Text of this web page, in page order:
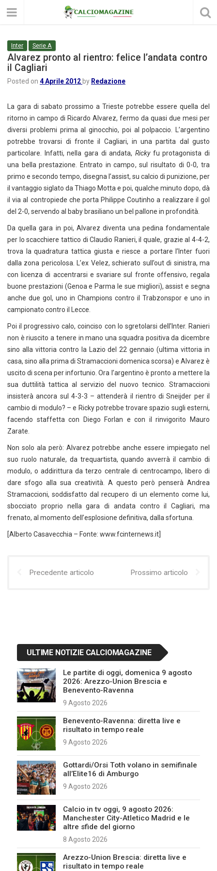
Inter Serie A
Alvarez pronto al rientro: felice l’andata contro
il Cagliari
Posted on 4 Aprile 2012 by Redazione
La gara di sabato prossimo a Trieste potrebbe essere quella del
ritorno in campo di Ricardo Alvarez, fermo da quasi due mesi per
diversi problemi prima al ginocchio, poi al polpaccio. L’argentino
potrebbe trovarsi di fronte il Cagliari, in una partita dal gusto
particolare. Infatti, nella gara di andata, Ricky fu protagonista di
una bella prestazione. Entrato in campo, sul risultato di 0-0, tra
primo e secondo tempo, disegna l’assist, su calcio di punizione, per
il vantaggio siglato da Thiago Motta e poi, qualche minuto dopo, dà
il via al contropiede che porta Philippe Coutinho a realizzare il gol
del 2-0, servendo al baby brasiliano un bel pallone in profondità.
Da quella gara in poi, Alvarez diventa una pedina fondamentale
per lo scacchiere tattico di Claudio Ranieri, il quale, grazie al 4-4-2,
trova la quadratura tattica giusta e riesce a portare l’Inter fuori
dalla zona pericolosa. L’ex Velez, schierato sull’out di sinistra, ma
con licenza di accentrarsi e svariare sul fronte offensivo, regala
buone prestazioni (Genoa e Parma le sue migliori), assist e segna
anche due gol, uno in Champions contro il Trabzonspor e uno in
campionato contro il Lecce.
Poi il progressivo calo, coinciso con lo sgretolarsi dell’Inter. Ranieri
non è riuscito a tenere in mano una squadra positiva da dicembre
sino alla vittoria contro la Lazio del 22 gennaio (ultima vittoria in
casa, sino alla prima di Stramaccioni domenica scorsa) e Alvarez è
uscito di scena per infortunio. Ora l’argentino è pronto a mettere la
sua duttilità tattica al servizio del nuovo tecnico. Stramaccioni
insisterà ancora sul 4-3-3 – attenderà il rientro di Sneijder per il
cambio di modulo? – e Ricky potrebbe trovare spazio sugli esterni,
facendo staffetta con Diego Forlan e con il rinvigorito Mauro
Zarate.
Non solo ala però: Alvarez potrebbe anche essere impiegato nel
suo ruolo naturale, da trequartista, quando avverrà il cambio di
modulo, o addirittura da terzo centrale di centrocampo, libero di
dare sfogo alla sua creatività. A questo però penserà Andrea
Stramaccioni, soddisfatto dal recupero di un elemento come lui,
sbocciato proprio nella gara di andata contro il Cagliari, ma
frenato, al momento dell’esplosione definitiva, dalla sfortuna.
[Alberto Casavecchia – Fonte: www.fcinternews.it]
Precedente articolo Prossimo articolo
ULTIME NOTIZIE CALCIOMAGAZINE
Le partite di oggi, domenica 9 agosto
2026: Arezzo-Union Brescia e
Benevento-Ravenna
9 Agosto 2026
Benevento-Ravenna: diretta live e
risultato in tempo reale
9 Agosto 2026
Gottardi/Orsi Toth volano in semifinale
all’Elite16 di Amburgo
9 Agosto 2026
Calcio in tv oggi, 9 agosto 2026:
Manchester City-Atletico Madrid e le
altre sfide del giorno
8 Agosto 2026
Arezzo-Union Brescia: diretta live e
risultato in tempo reale